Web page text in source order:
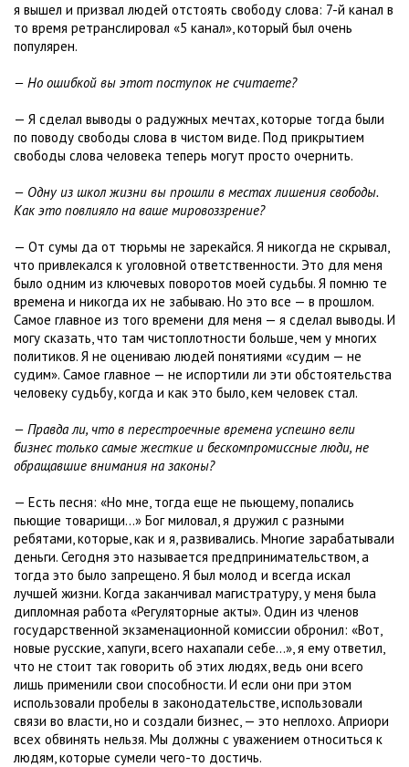
я вышел и призвал людей отстоять свободу слова: 7-й канал в
то время ретранслировал «5 канал», который был очень
популярен.
— Но ошибкой вы этот поступок не считаете?
— Я сделал выводы о радужных мечтах, которые тогда были
по поводу свободы слова в чистом виде. Под прикрытием
свободы слова человека теперь могут просто очернить.
— Одну из школ жизни вы прошли в местах лишения свободы.
Как это повлияло на ваше мировоззрение?
— От сумы да от тюрьмы не зарекайся. Я никогда не скрывал,
что привлекался к уголовной ответственности. Это для меня
было одним из ключевых поворотов моей судьбы. Я помню те
времена и никогда их не забываю. Но это все — в прошлом.
Самое главное из того времени для меня — я сделал выводы. И
могу сказать, что там чистоплотности больше, чем у многих
политиков. Я не оцениваю людей понятиями «судим — не
судим». Самое главное — не испортили ли эти обстоятельства
человеку судьбу, когда и как это было, кем человек стал.
— Правда ли, что в перестроечные времена успешно вели
бизнес только самые жесткие и бескомпромиссные люди, не
обращавшие внимания на законы?
— Есть песня: «Но мне, тогда еще не пьющему, попались
пьющие товарищи...» Бог миловал, я дружил с разными
ребятами, которые, как и я, развивались. Многие зарабатывали
деньги. Сегодня это называется предпринимательством, а
тогда это было запрещено. Я был молод и всегда искал
лучшей жизни. Когда заканчивал магистратуру, у меня была
дипломная работа «Регуляторные акты». Один из членов
государственной экзаменационной комиссии обронил: «Вот,
новые русские, хапуги, всего нахапали себе...», я ему ответил,
что не стоит так говорить об этих людях, ведь они всего
лишь применили свои способности. И если они при этом
использовали пробелы в законодательстве, использовали
связи во власти, но и создали бизнес, — это неплохо. Априори
всех обвинять нельзя. Мы должны с уважением относиться к
людям, которые сумели чего-то достичь.